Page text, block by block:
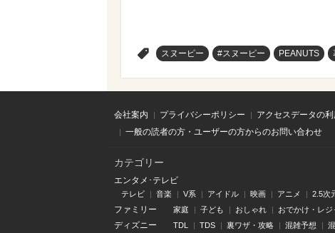
スヌーピー #スヌーピー PEANUTS
会社案内 プライバシーポリシー アクセスデータの
一般の読者の方・ユーザーの方からのお問い合わせ
カテゴリー
エンタメ･テレビ
テレビ 音楽 V系 アイドル 映画 アニメ 2.5次
ファミリー 家庭 子ども おしゃれ おでかけ・レジ
ディズニー TDL TDS 裏ワザ・攻略 混雑予想